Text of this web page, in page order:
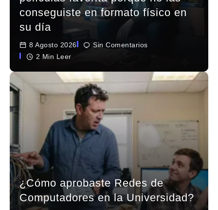
conseguiste en formato físico en
su día
8 Agosto 2026
Sin Comentarios
2 Min Leer
¿Cómo aprobaste Redes de
Computadores en la Universidad?